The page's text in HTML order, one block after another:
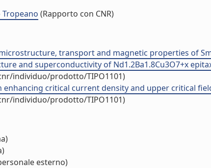
(Rapporto con CNR)
transport and magnetic properties of
and superconductivity of Nd1.2Ba1.8Cu3O7+x
individuo/prodotto/TIPO1101)
critical current density and upper critical
individuo/prodotto/TIPO1101)
esterno)